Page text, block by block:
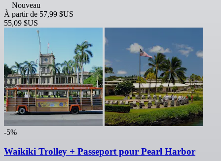
Nouveau
À partir de 57,99 $US
55,09 $US
-5%
Waikiki Trolley + Passeport pour Pearl Harbor